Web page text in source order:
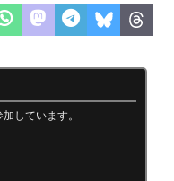
しています。